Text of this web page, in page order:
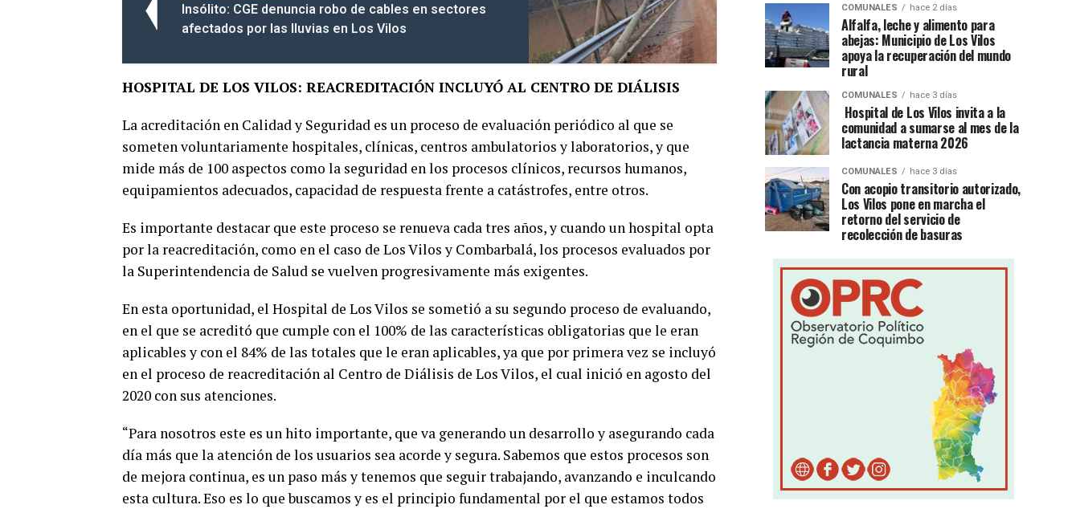
Insólito: CGE denuncia robo de cables en sectores
afectados por las lluvias en Los Vilos
HOSPITAL DE LOS VILOS: REACREDITACIÓN INCLUYÓ AL CENTRO DE DIÁLISIS
La acreditación en Calidad y Seguridad es un proceso de evaluación periódico al que se
someten voluntariamente hospitales, clínicas, centros ambulatorios y laboratorios, y que
mide más de 100 aspectos como la seguridad en los procesos clínicos, recursos humanos,
equipamientos adecuados, capacidad de respuesta frente a catástrofes, entre otros.
Es importante destacar que este proceso se renueva cada tres años, y cuando un hospital opta
por la reacreditación, como en el caso de Los Vilos y Combarbalá, los procesos evaluados por
la Superintendencia de Salud se vuelven progresivamente más exigentes.
En esta oportunidad, el Hospital de Los Vilos se sometió a su segundo proceso de evaluando,
en el que se acreditó que cumple con el 100% de las características obligatorias que le eran
aplicables y con el 84% de las totales que le eran aplicables, ya que por primera vez se incluyó
en el proceso de reacreditación al Centro de Diálisis de Los Vilos, el cual inició en agosto del
2020 con sus atenciones.
“Para nosotros este es un hito importante, que va generando un desarrollo y asegurando cada
día más que la atención de los usuarios sea acorde y segura. Sabemos que estos procesos son
de mejora continua, es un paso más y tenemos que seguir trabajando, avanzando e inculcando
esta cultura. Eso es lo que buscamos y es el principio fundamental por el que estamos todos
COMUNALES hace 2 días
Alfalfa, leche y alimento para
abejas: Municipio de Los Vilos
apoya la recuperación del mundo
rural
COMUNALES hace 3 días
Hospital de Los Vilos invita a la
comunidad a sumarse al mes de la
lactancia materna 2026
COMUNALES hace 3 días
Con acopio transitorio autorizado,
Los Vilos pone en marcha el
retorno del servicio de
recolección de basuras